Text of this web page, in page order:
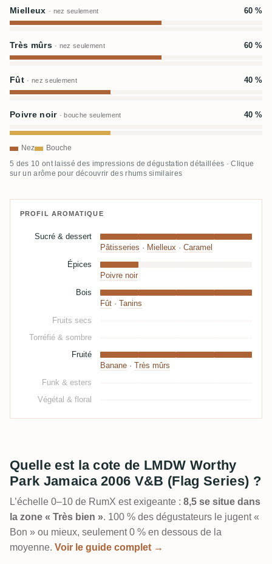
Mielleux · nez seulement 60 %
Très mûrs · nez seulement 60 %
Fût · nez seulement 40 %
Poivre noir · bouche seulement 40 %
Nez Bouche
5 des 10 ont laissé des impressions de dégustation détaillées · Clique
sur un arôme pour découvrir des rhums similaires
PROFIL AROMATIQUE
Sucré & dessert
Pâtisseries · Mielleux · Caramel
Épices
Poivre noir
Bois
Fût · Tanins
Fruits secs
Torréfié & sombre
Fruité
Banane · Très mûrs
Funk & esters
Végétal & floral
Quelle est la cote de LMDW Worthy
Park Jamaica 2006 V&B (Flag Series) ?
L’échelle 0–10 de RumX est exigeante : 8,5 se situe dans
la zone « Très bien ». 100 % des dégustateurs le jugent «
Bon » ou mieux, seulement 0 % en dessous de la
moyenne. Voir le guide complet →